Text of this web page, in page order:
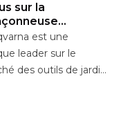
sur la
Husqvarna
est une
leader sur le
des outils de jardin